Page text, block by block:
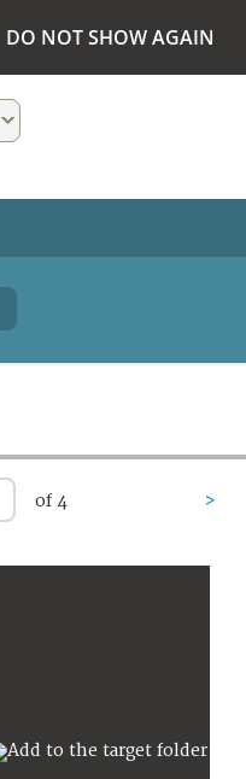
DO NOT SHOW AGAIN
of 4 >